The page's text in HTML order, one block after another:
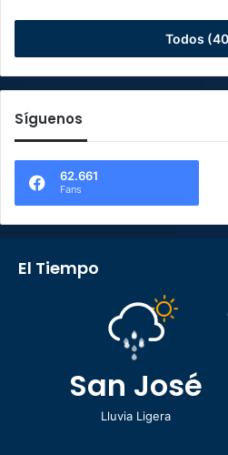
Todos
Síguenos
62.661
Fans
El Tiempo
San José
Lluvia Ligera